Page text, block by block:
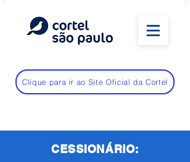
Clique para ir ao Site Oficial da Cortel
CESSIONÁRIO: